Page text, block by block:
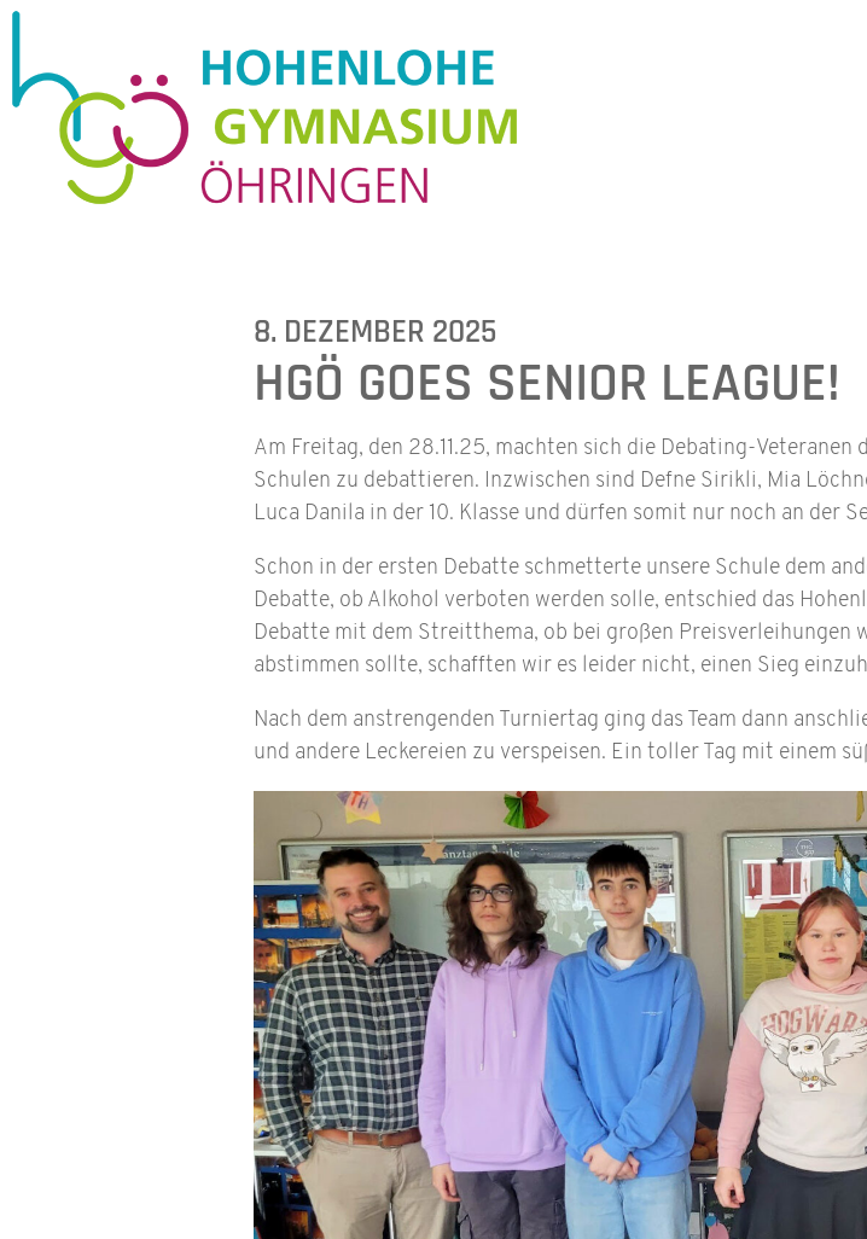
8. DEZEMBER 2025
HGÖ GOES SENIOR
Am Freitag, den 28.11.25, machten sich die Debating-
Schulen zu debattieren. Inzwischen sind Defne Sirikli, Mia
Luca Danila in der 10. Klasse und dürfen somit nur noch an der
Schon in der ersten Debatte schmetterte unsere Schule dem
Debatte, ob Alkohol verboten werden solle, entschied das
Debatte mit dem Streitthema, ob bei großen Preisverleihungen
abstimmen sollte, schafften wir es leider nicht, einen Sieg
Nach dem anstrengenden Turniertag ging das Team dann
und andere Leckereien zu verspeisen. Ein toller Tag mit einem